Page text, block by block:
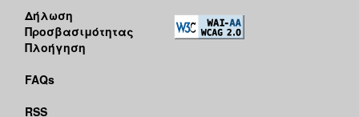
Δήλωση
Προσβασιμότητας
Πλοήγηση
FAQs
RSS